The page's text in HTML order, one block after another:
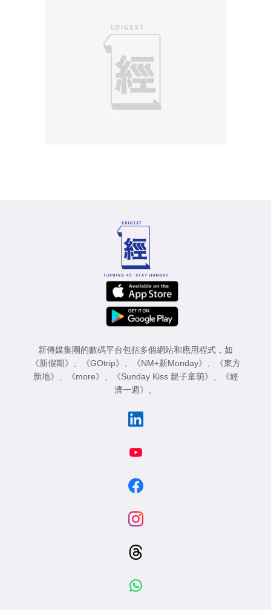
新傳媒集團的數碼平台包括多個網站和應用程式，如
《新假期》
《GOtrip》 《NM+新Monday》
《東方
新地》
《more》 《Sunday Kiss 親子童萌》
《經
濟一週》
。